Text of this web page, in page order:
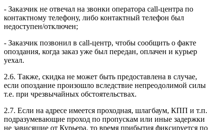
- Заказчик не отвечал на звонки оператора call-центра по
контактному телефону, либо контактный телефон был
недоступен/отключен;
- Заказчик позвонил в call-центр, чтобы сообщить о факте
опоздания, когда заказ уже был передан, оплачен и курьер
уехал.
2.6. Также, скидка не может быть предоставлена в случае,
если опоздание произошло вследствие непреодолимой силы
т.е. при чрезвычайных обстоятельствах.
2.7. Если на адресе имеется проходная, шлагбаум, КПП и т.п.
подразумевающие проход по пропускам или иные задержки
не зависящие от Курьера, то время прибытия фиксируется по